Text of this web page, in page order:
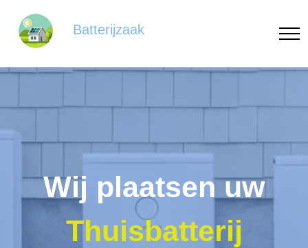
Batterijzaak
Wij plaatsen uw
Thuisbatterij